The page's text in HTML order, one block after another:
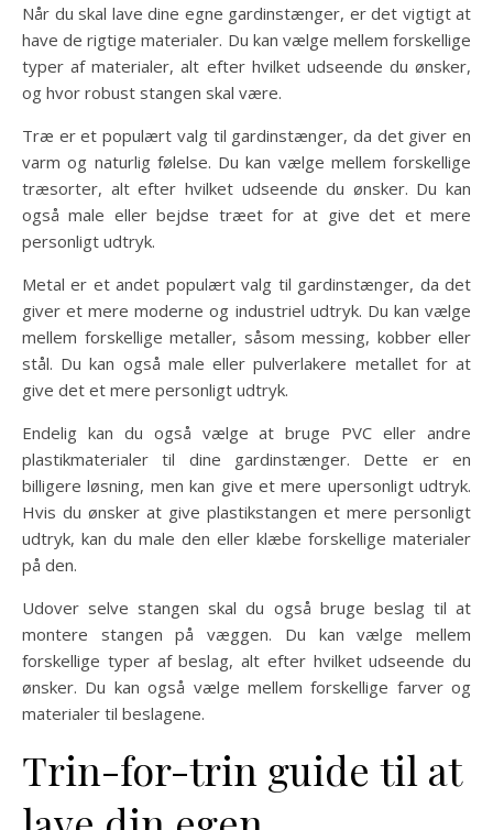
Når du skal lave dine egne gardinstænger, er det vigtigt at
have de rigtige materialer. Du kan vælge mellem forskellige
typer af materialer, alt efter hvilket udseende du ønsker,
og hvor robust stangen skal være.
Træ er et populært valg til gardinstænger, da det giver en
varm og naturlig følelse. Du kan vælge mellem forskellige
træsorter, alt efter hvilket udseende du ønsker. Du kan
også male eller bejdse træet for at give det et mere
personligt udtryk.
Metal er et andet populært valg til gardinstænger, da det
giver et mere moderne og industriel udtryk. Du kan vælge
mellem forskellige metaller, såsom messing, kobber eller
stål. Du kan også male eller pulverlakere metallet for at
give det et mere personligt udtryk.
Endelig kan du også vælge at bruge PVC eller andre
plastikmaterialer til dine gardinstænger. Dette er en
billigere løsning, men kan give et mere upersonligt udtryk.
Hvis du ønsker at give plastikstangen et mere personligt
udtryk, kan du male den eller klæbe forskellige materialer
på den.
Udover selve stangen skal du også bruge beslag til at
montere stangen på væggen. Du kan vælge mellem
forskellige typer af beslag, alt efter hvilket udseende du
ønsker. Du kan også vælge mellem forskellige farver og
materialer til beslagene.
Trin-for-trin guide til at